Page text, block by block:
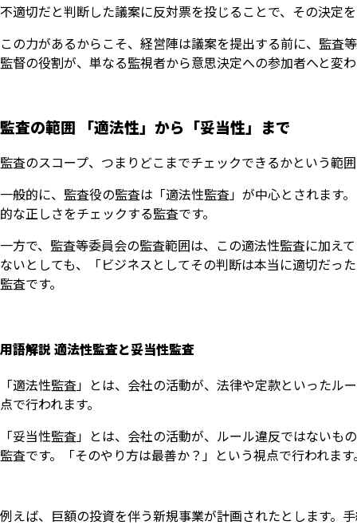
不適切だと判断した議案に反対票を投じることで、その決定
この力があるからこそ、経営陣は議案を提出する前に、監査
監督の役割が、単なる監視者から意思決定への参加者へと変
監査の範囲 「適法性」から「妥当性」まで
監査のスコープ、つまりどこまでチェックできるかという範
一般的に、監査役の監査は「適法性監査」が中心とされます
的な正しさをチェックする監査です。
一方で、監査等委員会の監査範囲は、この適法性監査に加え
ないとしても、「ビジネスとしてその判断は本当に適切だっ
監査です。
用語解説 適法性監査と妥当性監査
「適法性監査」とは、会社の活動が、法律や定款といった
点で行われます。
「妥当性監査」とは、会社の活動が、ルール違反ではない
監査です。「そのやり方は最善か？」という視点で行われます
例えば、巨額の投資を伴う新規事業が計画されたとします。